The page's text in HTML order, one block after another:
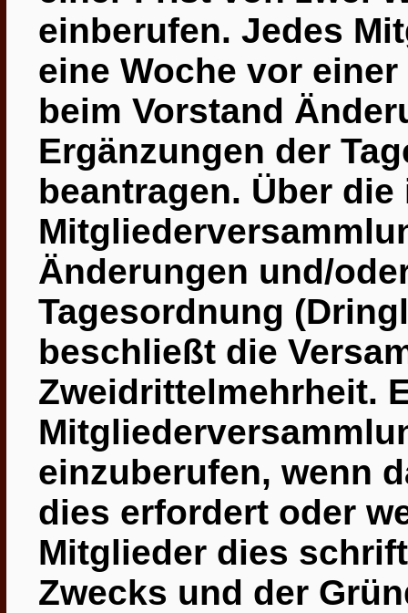
einberufen. Jedes
eine Woche vor
beim Vorstand
Ergänzungen der
beantragen. Über die
Änderungen und/
Tagesordnung
beschließt die
Zweidrittelmehrheit.
einzuberufen, wenn
dies erfordert oder
Mitglieder dies
Zwecks und der